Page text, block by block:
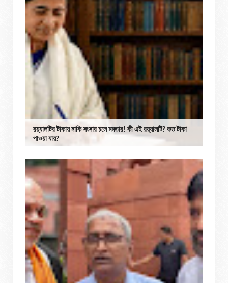
রয়্যালটির টাকায় নাকি সংসার চলে মমতার! কী এই রয়্যালটি? কত টাকা
পাওয়া যায়?